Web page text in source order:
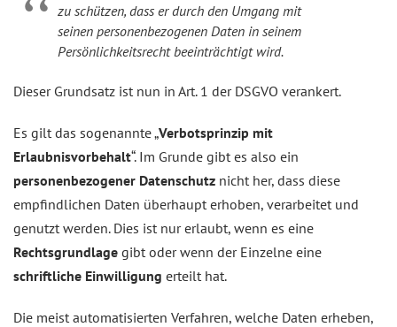
zu schützen, dass er durch den Umgang mit
seinen personenbezogenen Daten in seinem
Persönlichkeitsrecht beeinträchtigt wird.
Dieser Grundsatz ist nun in Art. 1 der DSGVO verankert.
Es gilt das sogenannte „Verbotsprinzip mit
Erlaubnisvorbehalt“. Im Grunde gibt es also ein
personenbezogener Datenschutz nicht her, dass diese
empfindlichen Daten überhaupt erhoben, verarbeitet und
genutzt werden. Dies ist nur erlaubt, wenn es eine
Rechtsgrundlage gibt oder wenn der Einzelne eine
schriftliche Einwilligung erteilt hat.
Die meist automatisierten Verfahren, welche Daten erheben,